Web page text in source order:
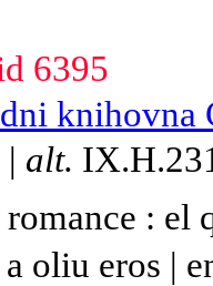
6395
knihovna
alt.
romance : el
oliu eros |